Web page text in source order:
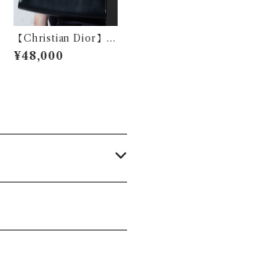
【Christian Dior】ク
リスチャンディオール
トロッターレザー・キ
¥48,000